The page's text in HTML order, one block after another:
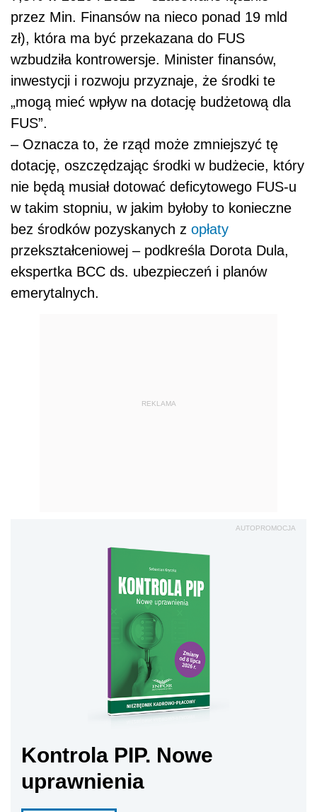
przez Min. Finansów na nieco ponad 19 mld
zł), która ma być przekazana do FUS
wzbudziła kontrowersje. Minister finansów,
inwestycji i rozwoju przyznaje, że środki te
„mogą mieć wpływ na dotację budżetową dla
FUS”.
– Oznacza to, że rząd może zmniejszyć tę
dotację, oszczędzając środki w budżecie, który
nie będą musiał dotować deficytowego FUS-u
w takim stopniu, w jakim byłoby to konieczne
bez środków pozyskanych z opłaty
przekształceniowej – podkreśla Dorota Dula,
ekspertka BCC ds. ubezpieczeń i planów
emerytalnych.
REKLAMA
AUTOPROMOCJA
Kontrola PIP. Nowe
uprawnienia